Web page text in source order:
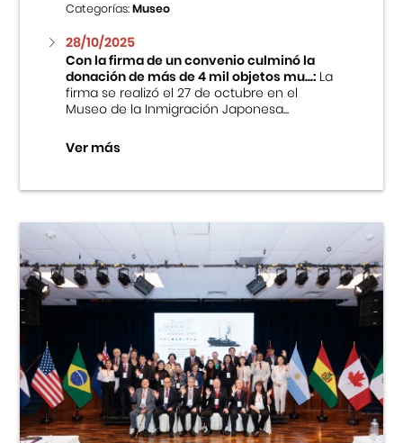
Categorías:Museo
28/10/2025
Con la firma de un convenio culminó la
donación de más de 4 mil objetos mu...:La
firma se realizó el 27 de octubre en el
Museo de la Inmigración Japonesa...
Ver más